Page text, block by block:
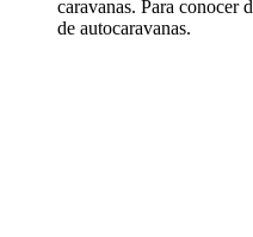
caravanas. Para conocer
de autocaravanas.